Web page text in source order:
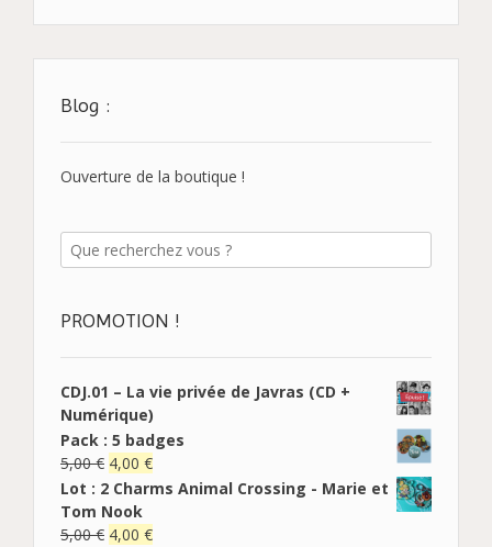
Blog :
Ouverture de la boutique !
PROMOTION !
CDJ.01 – La vie privée de Javras (CD +
Numérique)
Pack : 5 badges
5,00€ 4,00 €
Lot : 2 Charms Animal Crossing - Marie et
Tom Nook
5,00€ 4,00 €